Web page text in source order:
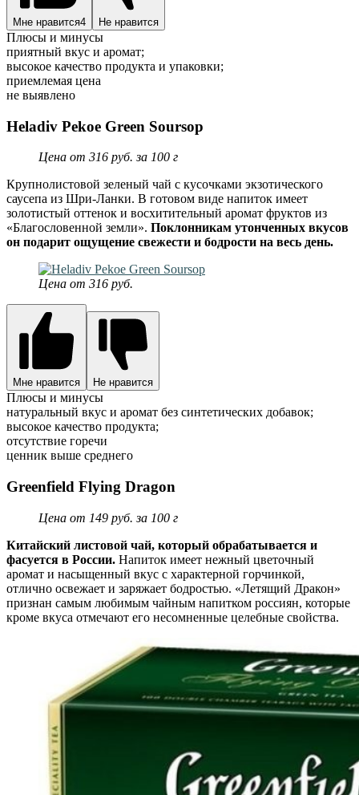
Мне нравится4 Не нравится
Плюсы и минусы
приятный вкус и аромат;
высокое качество продукта и упаковки;
приемлемая цена
не выявлено
Heladiv Pekoe Green Soursop
Цена от 316 руб. за 100 г
Крупнолистовой зеленый чай с кусочками экзотического
саусепа из Шри-Ланки. В готовом виде напиток имеет
золотистый оттенок и восхитительный аромат фруктов из
«Благословенной земли». Поклонникам утонченных вкусов
он подарит ощущение свежести и бодрости на весь день.
Цена от 316 руб.
Мне нравится Не нравится
Плюсы и минусы
натуральный вкус и аромат без синтетических добавок;
высокое качество продукта;
отсутствие горечи
ценник выше среднего
Greenfield Flying Dragon
Цена от 149 руб. за 100 г
Китайский листовой чай, который обрабатывается и
фасуется в России. Напиток имеет нежный цветочный
аромат и насыщенный вкус с характерной горчинкой,
отлично освежает и заряжает бодростью. «Летящий Дракон»
признан самым любимым чайным напитком россиян, которые
кроме вкуса отмечают его несомненные целебные свойства.